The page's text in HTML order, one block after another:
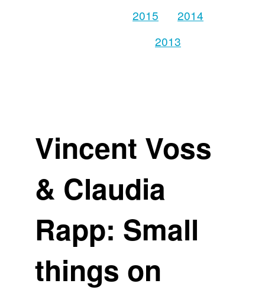
2015
2014
2013
Vincent Voss
& Claudia
Rapp: Small
things on